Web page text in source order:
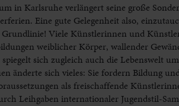
in Karlsruhe verlängert seine große
Eine gute Gelegenheit also,
Viele Künstlerinnen und
weiblicher Körper, wallender
sich zugleich auch die Lebenswelt
änderte sich vieles: Sie fordern Bildung
als freischaffende
Leihgaben internationaler Jugendstil-